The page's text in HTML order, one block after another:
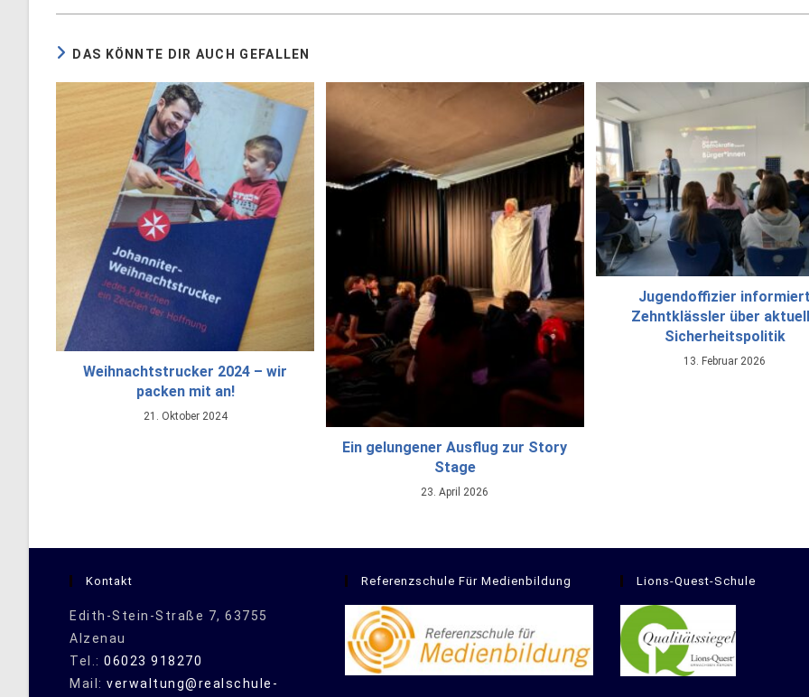
DAS KÖNNTE DIR AUCH GEFALLEN
Weihnachtstrucker 2024 – wir
packen mit an!
21. Oktober 2024
Ein gelungener Ausflug zur Story
Stage
23. April 2026
Jugendoffizier
Zehntklässler über
Sicherheitspolitik
13. Februar 2026
Kontakt
Edith-Stein-Straße 7, 63755
Alzenau
Tel.: 06023 918270
Mail: verwaltung@realschule-
Referenzschule Für Medienbildung Lions-Quest-Schule